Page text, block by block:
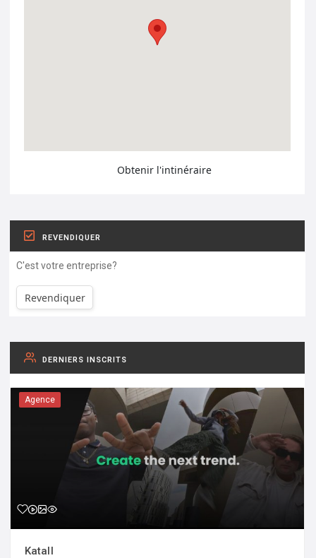
Obtenir l'intinéraire
REVENDIQUER
C'est votre entreprise?
Revendiquer
DERNIERS INSCRITS
Agence
Katall